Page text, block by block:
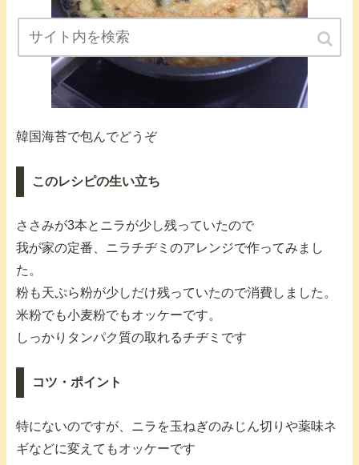
韓国海苔で包んでどうぞ
このレシピの生い立ち
ささみが3本とニラが少し残っていたので
我が家の定番、ニラチヂミのアレンジで作ってみまし
た。
粉も天ぷら粉が少しだけ残っていたので消費しました。
米粉でも小麦粉でもオッケーです。
しっかりタンパク質の取れるチヂミです
コツ・ポイント
特にないのですが、ニラを玉ねぎのみじん切りや薬味ネ
ギなどに変えてもオッケーです